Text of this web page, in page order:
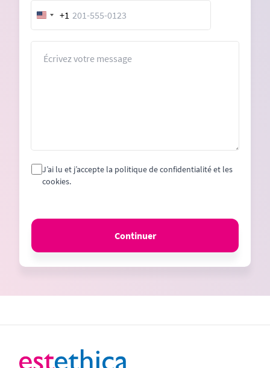
United
States
+1
J’ai lu et j’accepte la politique de confidentialité et les
cookies.
Continuer